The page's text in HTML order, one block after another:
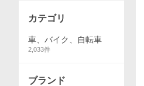
カテゴリ
車、バイク、自転車
2,033件
ブランド